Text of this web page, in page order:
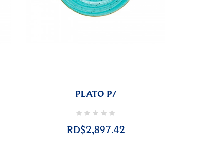
PLATO P/
RD$2,897.42